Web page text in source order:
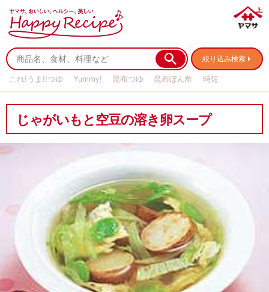
絞り込み検索
これ!うま!!つゆ Yummy! 昆布つゆ 昆布ぽん酢
時短
じゃがいもと空豆の溶き卵スープ